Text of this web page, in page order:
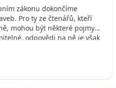
zákonu dokončíme
Pro ty ze čtenářů, kteří
mohou být některé pojmy
odpovědi na ně je však
číslech Mého domu nebo